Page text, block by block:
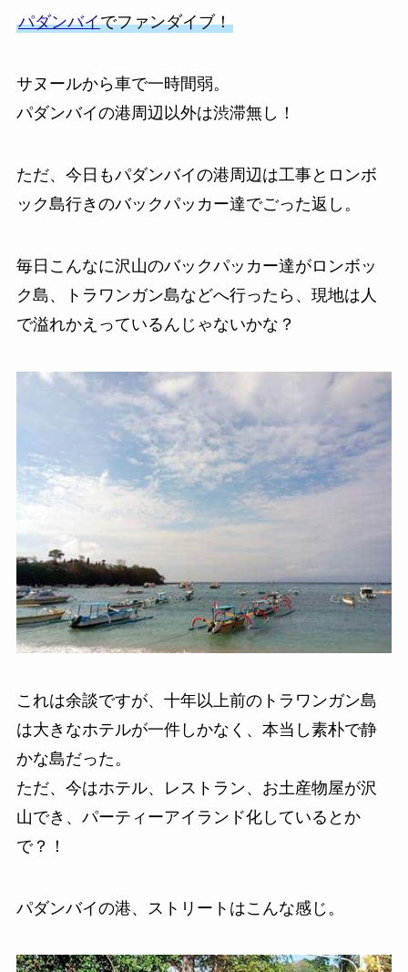
パダンバイでファンダイブ！
サヌールから車で一時間弱。
パダンバイの港周辺以外は渋滞無し！
ただ、今日もパダンバイの港周辺は工事とロンボ
ック島行きのバックパッカー達でごった返し。
毎日こんなに沢山のバックパッカー達がロンボッ
ク島、トラワンガン島などへ行ったら、現地は人
で溢れかえっているんじゃないかな？
これは余談ですが、十年以上前のトラワンガン島
は大きなホテルが一件しかなく、本当し素朴で静
かな島だった。
ただ、今はホテル、レストラン、お土産物屋が沢
山でき、パーティーアイランド化しているとか
で？！
パダンバイの港、ストリートはこんな感じ。